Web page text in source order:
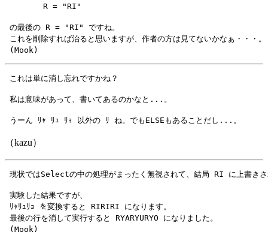
の最後の R = "RI" ですね。
これを削除すれば治ると思いますが、作者の方は見てないかなぁ・・・。
（kazu）
実験した結果ですが、
ﾘｬﾘｭﾘｮ を変換すると RIRIRI になります。
最後の行を消して実行すると RYARYURYO になりました。